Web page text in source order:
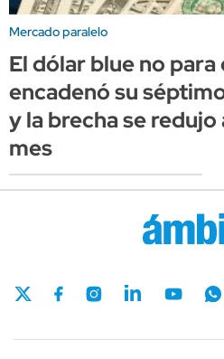
Mercado paralelo
El dólar blue no para
encadenó su
y la brecha se
mes